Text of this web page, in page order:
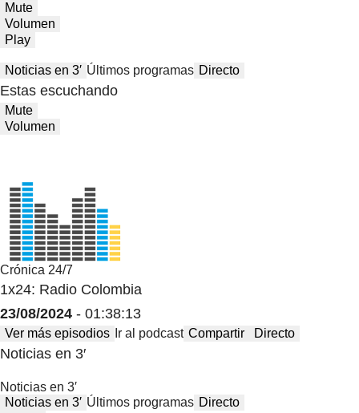
Mute
Volumen
Play
Noticias en 3′ Últimos programas Directo
Estas escuchando
Mute
Volumen
Crónica 24/7
1x24: Radio Colombia
23/08/2024 - 01:38:13
Ver más episodios Ir al podcast Compartir Directo
Noticias en 3′
Noticias en 3′
Noticias en 3′ Últimos programas Directo